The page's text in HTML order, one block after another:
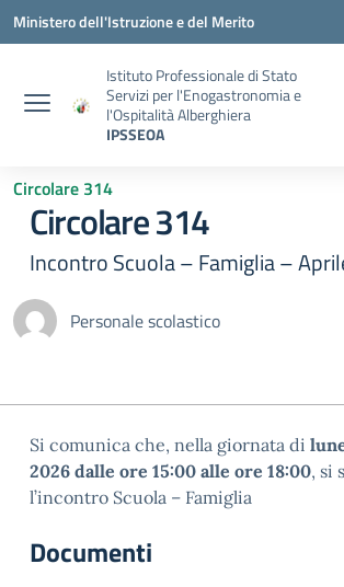
Vai ai contenuti
Vai al menu di navigazione
Vai al footer
Ministero dell'Istruzione e del Merito
Istituto Professionale di Stato
Servizi per l'Enogastronomia e
l'Ospitalità Alberghiera
IPSSEOA
Circolare 314
Circolare 314
Incontro Scuola – Famiglia –
Personale scolastico
Si comunica che, nella giornata di
2026 dalle ore 15:00 alle ore 18:00, si
l’incontro Scuola – Famiglia
Documenti